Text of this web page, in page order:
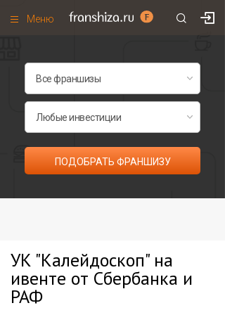
Меню
Франшизы по категориям
Рейтинг франшиз
Все франшизы списком
ПОДОБРАТЬ ФРАНШИЗУ
УК "Калейдоскоп" на
ивенте от Сбербанка и
РАФ